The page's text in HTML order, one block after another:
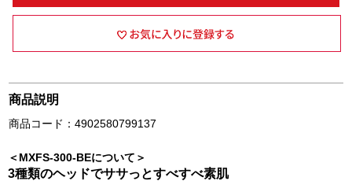
商品説明
商品コード：4902580799137
＜MXFS-300-BEについて＞
3種類のヘッドでササっとすべすべ素肌